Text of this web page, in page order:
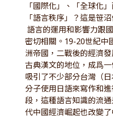
「國際化」、「全球化
「語言秩序」？這是笹
語言的運用和影響力跟
密切相關。19-20世紀中
洲帝國，二戰後的經濟
古典漢文的地位，成爲
吸引了不少部分台灣（
分子使用日語來寫作和
段，這種語言知識的流
代中國經濟崛起也改變